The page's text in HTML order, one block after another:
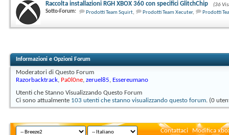
Raccolta installazioni RGH XBOX 360 con specifici GlitchChip
(36
Sotto-Forum:
Prodotti Team Squirt, Prodotti Team Xecuter, Prodotti
Informazioni e Opzioni Forum
Moderatori di Questo Forum
Razorbacktrack, Pa0l0ne, zeruel85, Essereumano
Utenti che Stanno Visualizzando Questo Forum
Ci sono attualmente 103 utenti che stanno visualizzando questo forum. (0
Contattaci Modifica